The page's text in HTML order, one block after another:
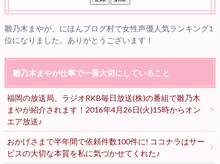
雛乃木まやが、にほんブログ村で女性声優人気ランキング1
位になりました。ありがとうございます！
雛乃木まやが仕事で一番大切にしていること
福岡の放送局、ラジオRKB毎日放送(株)の番組で雛乃木
まやが紹介されます！2016年4月26日(火)15時からオン
エア放送♪
おかげさまで半年間で依頼件数100件に! ココナラはサー
ビスの大切な本質を私に気づかせてくれた♪